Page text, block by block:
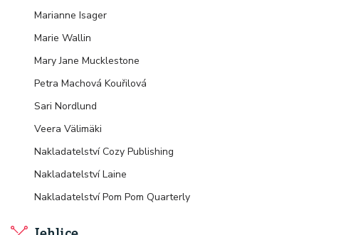
Marianne Isager
Marie Wallin
Mary Jane Mucklestone
Petra Machová Kouřilová
Sari Nordlund
Veera Välimäki
Nakladatelství Cozy Publishing
Nakladatelství Laine
Nakladatelství Pom Pom Quarterly